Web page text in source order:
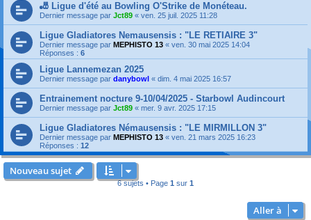
🎳 Ligue d'été au Bowling O'Strike de Monéteau.
Dernier message par Jct89 « ven. 25 juil. 2025 11:28
Ligue Gladiatores Nemausensis : "LE RETIAIRE 3"
Dernier message par MEPHISTO 13 « ven. 30 mai 2025 14:04
Réponses : 6
Ligue Lannemezan 2025
Dernier message par danybowl « dim. 4 mai 2025 16:57
Entrainement nocture 9-10/04/2025 - Starbowl Audincourt
Dernier message par Jct89 « mer. 9 avr. 2025 17:15
Ligue Gladiatores Némausensis : "LE MIRMILLON 3"
Dernier message par MEPHISTO 13 « ven. 21 mars 2025 16:23
Réponses : 12
Nouveau sujet
6 sujets • Page 1 sur 1
Aller à